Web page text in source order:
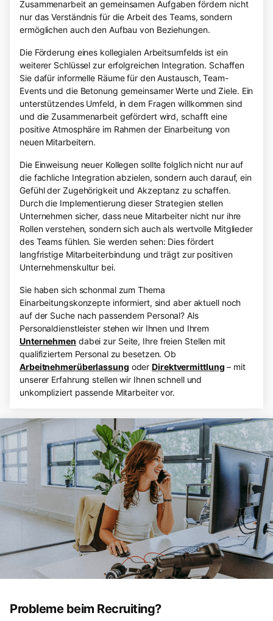
Zusammenarbeit an gemeinsamen Aufgaben fördern nicht
nur das Verständnis für die Arbeit des Teams, sondern
ermöglichen auch den Aufbau von Beziehungen.
Die Förderung eines kollegialen Arbeitsumfelds ist ein
weiterer Schlüssel zur erfolgreichen Integration. Schaffen
Sie dafür informelle Räume für den Austausch, Team-
Events und die Betonung gemeinsamer Werte und Ziele. Ein
unterstützendes Umfeld, in dem Fragen willkommen sind
und die Zusammenarbeit gefördert wird, schafft eine
positive Atmosphäre im Rahmen der Einarbeitung von
neuen Mitarbeitern.
Die Einweisung neuer Kollegen sollte folglich nicht nur auf
die fachliche Integration abzielen, sondern auch darauf, ein
Gefühl der Zugehörigkeit und Akzeptanz zu schaffen.
Durch die Implementierung dieser Strategien stellen
Unternehmen sicher, dass neue Mitarbeiter nicht nur ihre
Rollen verstehen, sondern sich auch als wertvolle Mitglieder
des Teams fühlen. Sie werden sehen: Dies fördert
langfristige Mitarbeiterbindung und trägt zur positiven
Unternehmenskultur bei.
Sie haben sich schonmal zum Thema
Einarbeitungskonzepte informiert, sind aber aktuell noch
auf der Suche nach passendem Personal? Als
Personaldienstleister stehen wir Ihnen und Ihrem
Unternehmen dabei zur Seite, Ihre freien Stellen mit
qualifiziertem Personal zu besetzen. Ob
Arbeitnehmerüberlassung oderDirektvermittlung – mit
unserer Erfahrung stellen wir Ihnen schnell und
unkompliziert passende Mitarbeiter vor.
Probleme beim Recruiting?